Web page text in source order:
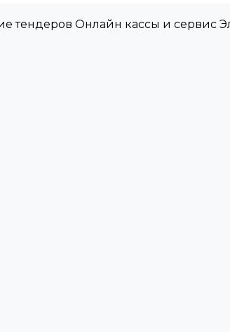
тендеров Онлайн кассы и сервис